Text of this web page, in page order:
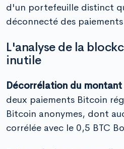
d'un portefeuille distinct
déconnecté des
L'analyse de la
inutile
Décorrélation du montant
deux paiements Bitcoin
Bitcoin anonymes, dont
corrélée avec le 0,5 BTC